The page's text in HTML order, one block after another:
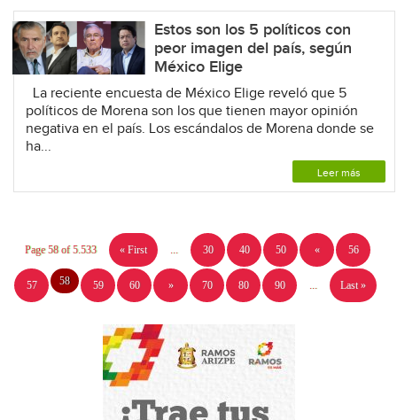
Estos son los 5 políticos con
peor imagen del país, según
México Elige
La reciente encuesta de México Elige reveló que 5
políticos de Morena son los que tienen mayor opinión
negativa en el país. Los escándalos de Morena donde se
ha...
Leer más
Page 58 of 5.533 « First 30 40 50 « 56
57 58 59 60 » 70 80 90 Last »